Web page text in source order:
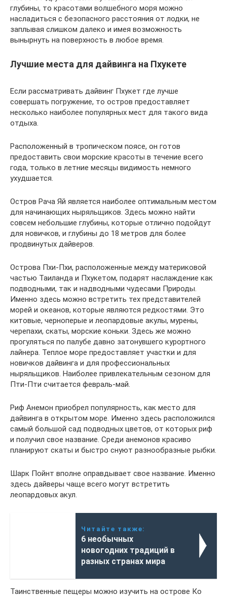
глубины, то красотами волшебного моря можно
насладиться с безопасного расстояния от лодки, не
заплывая слишком далеко и имея возможность
вынырнуть на поверхность в любое время.
Лучшие места для дайвинга на Пхукете
Если рассматривать дайвинг Пхукет где лучше
совершать погружение, то остров предоставляет
несколько наиболее популярных мест для такого вида
отдыха.
Расположенный в тропическом поясе, он готов
предоставить свои морские красоты в течение всего
года, только в летние месяцы видимость немного
ухудшается.
Остров Рача Яй является наиболее оптимальным местом
для начинающих ныряльщиков. Здесь можно найти
совсем небольшие глубины, которые отлично подойдут
для новичков, и глубины до 18 метров для более
продвинутых дайверов.
Острова Пхи-Пхи, расположенные между материковой
частью Таиланда и Пхукетом, подарят наслаждение как
подводными, так и надводными чудесами Природы.
Именно здесь можно встретить тех представителей
морей и океанов, которые являются редкостями. Это
китовые, черноперые и леопардовые акулы, мурены,
черепахи, скаты, морские коньки. Здесь же можно
прогуляться по палубе давно затонувшего курортного
лайнера. Теплое море предоставляет участки и для
новичков дайвинга и для профессиональных
ныряльщиков. Наиболее привлекательным сезоном для
Пти-Пти считается февраль-май.
Риф Анемон приобрел популярность, как место для
дайвинга в открытом море. Именно здесь расположился
самый большой сад подводных цветов, от которых риф
и получил свое название. Среди анемонов красиво
планируют скаты и быстро снуют разнообразные рыбки.
Шарк Пойнт вполне оправдывает свое название. Именно
здесь дайверы чаще всего могут встретить
леопардовых акул.
Читайте также:
6 необычных
новогодних традиций в
разных странах мира
Таинственные пещеры можно изучить на острове Ко